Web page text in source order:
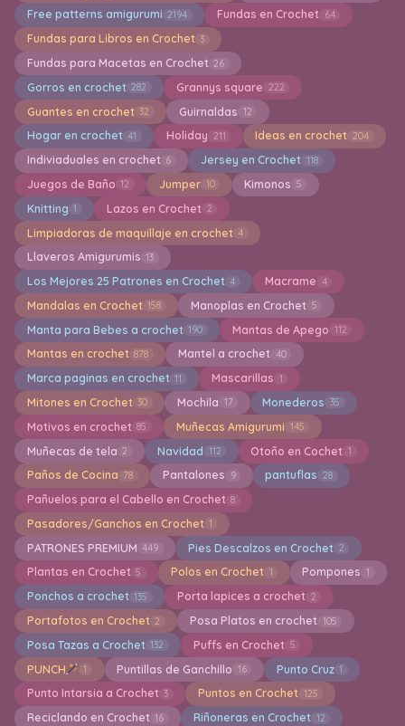
Free patterns amigurumi 2194 Fundas en Crochet 64
Fundas para Libros en Crochet 3
Fundas para Macetas en Crochet 26
Gorros en crochet 282 Grannys square 222
Guantes en crochet 32 Guirnaldas 12
Hogar en crochet 41 Holiday 211 Ideas en crochet 204
Indiviaduales en crochet 6 Jersey en Crochet 118
Juegos de Baño 12 Jumper 10 Kimonos 5
Knitting 1 Lazos en Crochet 2
Limpiadoras de maquillaje en crochet 4
Llaveros Amigurumis 13
Los Mejores 25 Patrones en Crochet 4 Macrame 4
Mandalas en Crochet 158 Manoplas en Crochet 5
Manta para Bebes a crochet 190 Mantas de Apego 112
Mantas en crochet 878 Mantel a crochet 40
Marca paginas en crochet 11 Mascarillas 1
Mitones en Crochet 30 Mochila 17 Monederos 35
Motivos en crochet 85 Muñecas Amigurumi 145
Muñecas de tela 2 Navidad 112 Otoño en Cochet 1
Paños de Cocina 78 Pantalones 9 pantuflas 28
Pañuelos para el Cabello en Crochet 8
Pasadores/Ganchos en Crochet 1
PATRONES PREMIUM 449 Pies Descalzos en Crochet 2
Plantas en Crochet 5 Polos en Crochet 1 Pompones 1
Ponchos a crochet 135 Porta lapices a crochet 2
Portafotos en Crochet 2 Posa Platos en crochet 105
Posa Tazas a Crochet 132 Puffs en Crochet 5
PUNCH 1 Puntillas de Ganchillo 16 Punto Cruz 1
Punto Intarsia a Crochet 3 Puntos en Crochet 125
Reciclando en Crochet 16 Riñoneras en Crochet 12